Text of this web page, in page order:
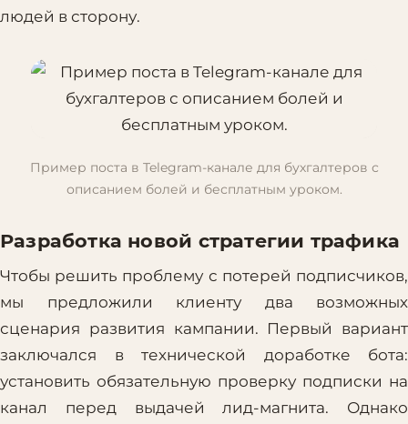
людей в сторону.
Пример поста в Telegram-канале для бухгалтеров с
описанием болей и бесплатным уроком.
Разработка новой стратегии трафика
Чтобы решить проблему с потерей подписчиков,
мы предложили клиенту два возможных
сценария развития кампании. Первый вариант
заключался в технической доработке бота:
установить обязательную проверку подписки на
канал перед выдачей лид-магнита. Однако